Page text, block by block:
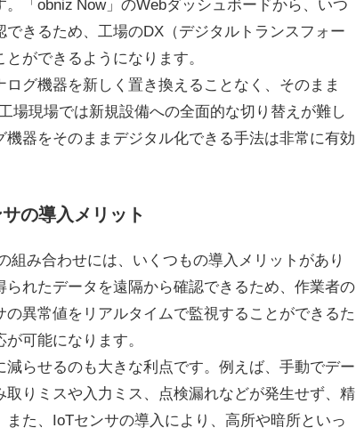
「obniz Now」のWebダッシュボードから、いつ
きるため、工場のDX（デジタルトランスフォー
ができるようになります。
グ機器を新しく置き換えることなく、そのまま
場現場では新規設備への全面的な切り替えが難し
器をそのままデジタル化できる手法は非常に有効
の導入メリット
組み合わせには、いくつもの導入メリットがあり
られたデータを遠隔から確認できるため、作業者の
異常値をリアルタイムで監視することができるた
可能になります。
らせるのも大きな利点です。例えば、手動でデー
取りミスや入力ミス、点検漏れなどが発生せず、精
た、IoTセンサの導入により、高所や暗所といっ